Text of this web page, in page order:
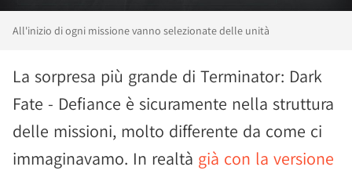
All'inizio di ogni missione vanno selezionate delle unità
La sorpresa più grande di Terminator: Dark
Fate - Defiance è sicuramente nella struttura
delle missioni, molto differente da come ci
immaginavamo. In realtà già con la versione